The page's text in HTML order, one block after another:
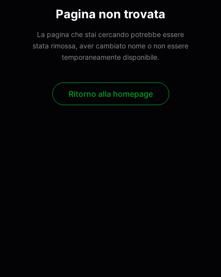
Pagina non trovata
La pagina che stai cercando potrebbe essere
stata rimossa, aver cambiato nome o non essere
temporaneamente disponibile.
Ritorno alla homepage